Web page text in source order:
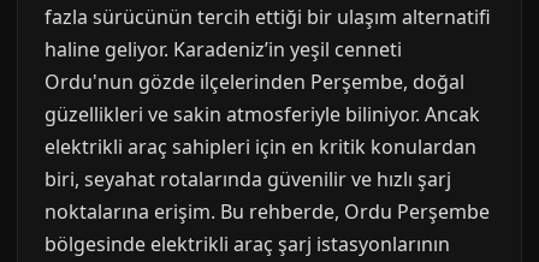
fazla sürücünün tercih ettiği bir ulaşım alternatifi
haline geliyor. Karadeniz’in yeşil cenneti
Ordu'nun gözde ilçelerinden Perşembe, doğal
güzellikleri ve sakin atmosferiyle biliniyor. Ancak
elektrikli araç sahipleri için en kritik konulardan
biri, seyahat rotalarında güvenilir ve hızlı şarj
noktalarına erişim. Bu rehberde, Ordu Perşembe
bölgesinde elektrikli araç şarj istasyonlarının